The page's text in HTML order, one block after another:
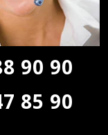
90 90
85 90